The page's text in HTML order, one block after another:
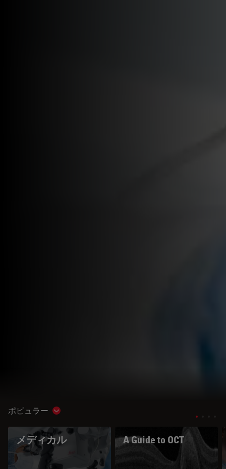
ポピュラー Show subnavigation
メディカル A Guide to OCT